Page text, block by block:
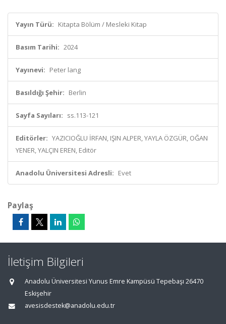
Yayın Türü: Kitapta Bölüm / Mesleki Kitap
Basım Tarihi: 2024
Yayınevi: Peter lang
Basıldığı Şehir: Berlin
Sayfa Sayıları: ss.113-121
Editörler: YAZICIOĞLU İRFAN, IŞIN ALPER, YAYLA ÖZGÜR, OĞAN
YENER, YALÇIN EREN, Editör
Anadolu Üniversitesi Adresli: Evet
Paylaş
İletişim Bilgileri
Anadolu Üniversitesi Yunus Emre Kampüsü Tepebaşı 26470
Eskişehir
avesisdestek@anadolu.edu.tr